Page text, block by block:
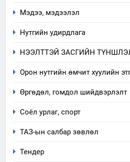
Мэдээ, мэдээлэл
Нутгийн удирдлага
НЭЭЛТТЭЙ ЗАСГИЙН
Орон нутгийн өмчит хуулийн
Өргөдөл, гомдол шийдвэрлэлт
Соёл урлаг, спорт
ТАЗ-ын салбар зөвлөл
Тендер
5
салбар